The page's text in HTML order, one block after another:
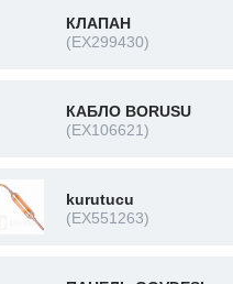
КЛАПАН
(EX299430)
КАБЛО BORUSU
(EX106621)
kurutucu
(EX551263)